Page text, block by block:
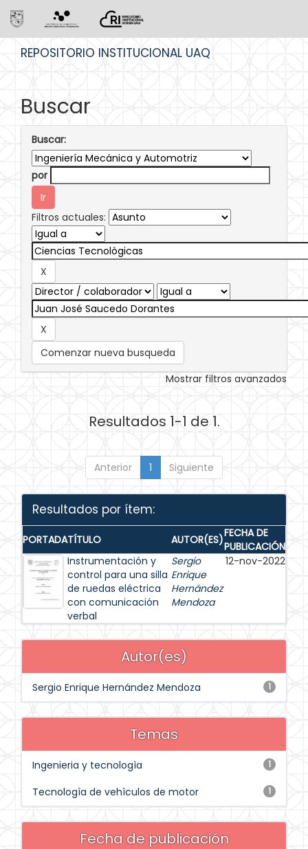
REPOSITORIO INSTITUCIONAL UAQ
Buscar
Buscar:
por
Filtros actuales:
Comenzar nueva busqueda
Mostrar filtros avanzados
Resultados 1-1 de 1.
Anterior 1 Siguiente
Resultados por ítem:
PORTADATÍTULO AUTOR(ES)FECHA DE
PUBLICACIÓN
Instrumentación y
control para una silla
de ruedas eléctrica
con comunicación
verbal
Sergio
Enrique
Hernández
Mendoza
12-nov-2022
Autor(es)
1
Sergio Enrique Hernández Mendoza
Temas
1
Ingenieria y tecnologìa
1
Tecnologìa de vehìculos de motor
Fecha de publicación